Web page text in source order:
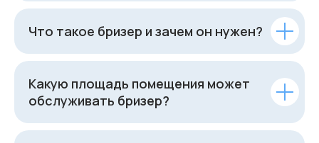
Что такое бризер и зачем он нужен?
Какую площадь помещения может
обслуживать бризер?